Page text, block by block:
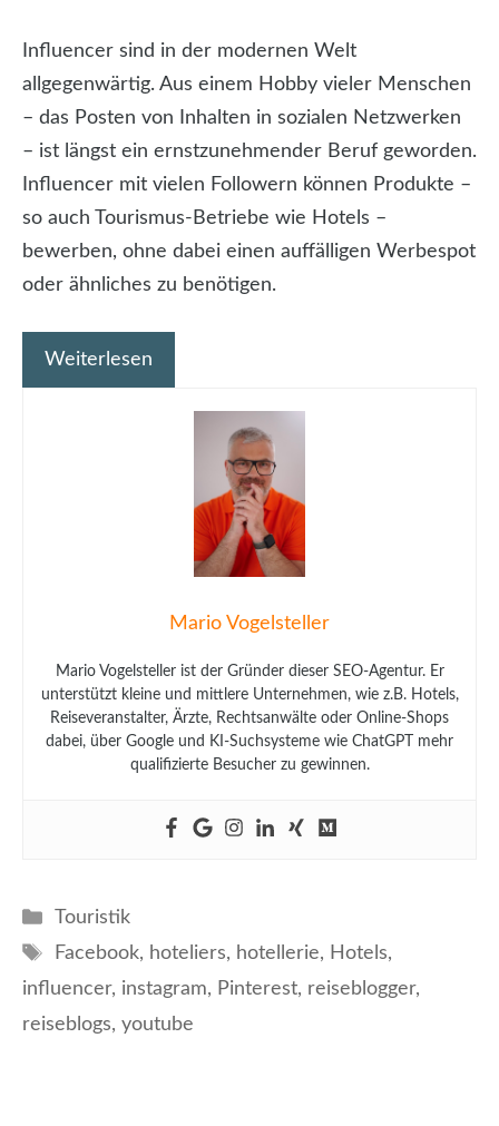
Influencer sind in der modernen Welt
allgegenwärtig. Aus einem Hobby vieler Menschen
– das Posten von Inhalten in sozialen Netzwerken
– ist längst ein ernstzunehmender Beruf geworden.
Influencer mit vielen Followern können Produkte –
so auch Tourismus-Betriebe wie Hotels –
bewerben, ohne dabei einen auffälligen Werbespot
oder ähnliches zu benötigen.
Weiterlesen
Mario Vogelsteller
Mario Vogelsteller ist der Gründer dieser SEO-Agentur. Er
unterstützt kleine und mittlere Unternehmen, wie z.B. Hotels,
Reiseveranstalter, Ärzte, Rechtsanwälte oder Online-Shops
dabei, über Google und KI-Suchsysteme wie ChatGPT mehr
qualifizierte Besucher zu gewinnen.
Kategorien
Touristik
Schlagwörter
Facebook, hoteliers, hotellerie, Hotels,
influencer, instagram, Pinterest, reiseblogger,
reiseblogs, youtube